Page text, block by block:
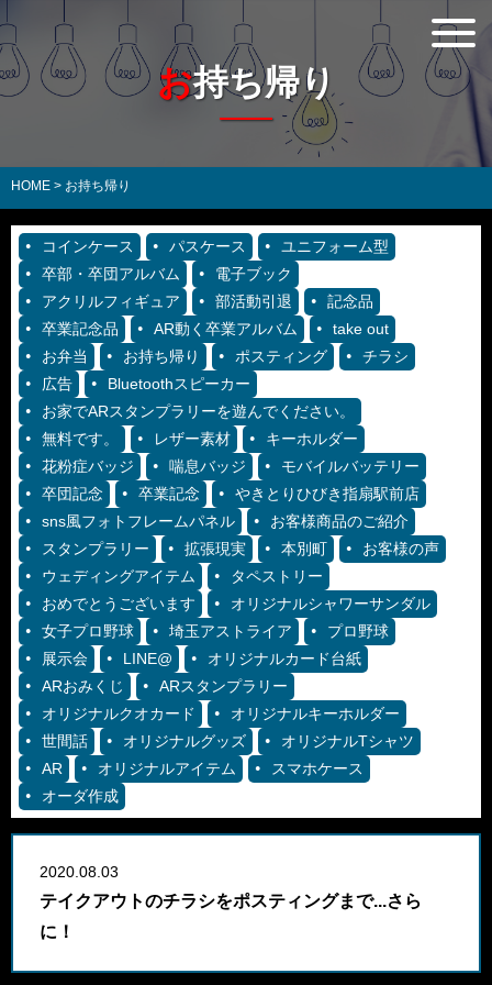
お持ち帰り
HOME > お持ち帰り
コインケース パスケース
ユニフォーム型
卒部・卒団アルバム
電子ブック
アクリルフィギュア
部活動引退
記念品
卒業記念品
AR動く卒業アルバム
take out
お弁当
お持ち帰り ポスティング
チラシ
広告
Bluetoothスピーカー
お家でARスタンプラリーを遊んでください。
無料です。
レザー素材
キーホルダー
花粉症バッジ
喘息バッジ
モバイルバッテリー
卒団記念
卒業記念
やきとりひびき指扇駅前店
sns風フォトフレームパネル
お客様商品のご紹介
スタンプラリー
拡張現実 本別町
お客様の声
ウェディングアイテム
タペストリー
おめでとうございます
オリジナルシャワーサンダル
女子プロ野球
埼玉アストライア
プロ野球
展示会
LINE@
オリジナルカード台紙
ARおみくじ
ARスタンプラリー
オリジナルクオカード
オリジナルキーホルダー
世間話
オリジナルグッズ
オリジナルTシャツ
AR
オリジナルアイテム
スマホケース
オーダ作成
2020.08.03
テイクアウトのチラシをポスティングまで...さら
に！